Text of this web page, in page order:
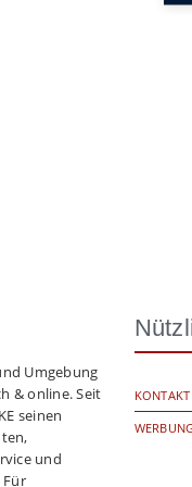
Umgebung
& online. Seit
seinen
und
Für
KONTAKT